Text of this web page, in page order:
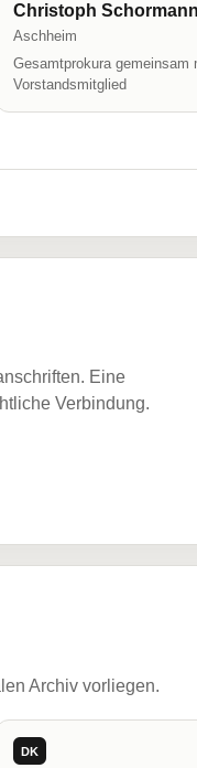
Christoph Schormann
Aschheim
Gesamtprokura gemeinsam
Vorstandsmitglied
Eine
Verbindung.
Archiv vorliegen.
DK